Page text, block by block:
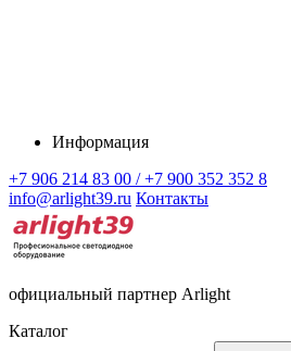
Информация
+7 906 214 83 00 / +7 900 352 352 8
info@arlight39.ru Контакты
официальный партнер Arlight
Каталог